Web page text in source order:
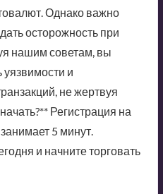
Однако важно
осторожность при
нашим советам, вы
и
не жертвуя
Регистрация на
5 минут.
и начните торговать